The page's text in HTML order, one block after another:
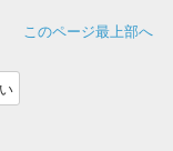
このページ最上部へ